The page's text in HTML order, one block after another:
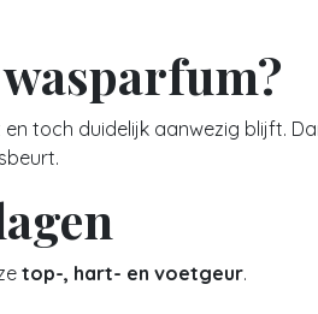
en toch duidelijk aanwezig blijft.
top-, hart- en voetgeur.